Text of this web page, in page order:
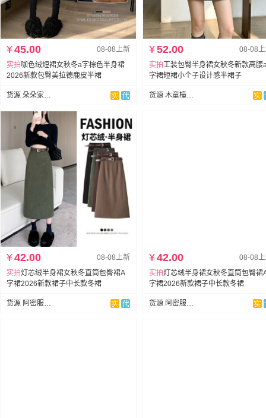
08-08上新
¥45.00
实拍 咖色绒短裙女秋冬a字棕色半身裙
2026新款包臀美拉德鹿皮半裙
货源 朵朵家牛仔
08-08
¥52.00
实拍工装包臀半身裙女秋冬新款高腰
字裙短裙小个子设计感半裙子
货源 木童橦-实拍店
08-08上新
¥42.00
实拍灯芯绒半身裙女秋冬直筒包臀裙A
字裙2026新款裙子中长款冬裙
货源 阿密服饰-全店现货
08-08
¥42.00
实拍灯芯绒半身裙女秋冬直筒包臀裙
字裙2026新款裙子中长款冬裙
货源 阿密服饰-全店现货